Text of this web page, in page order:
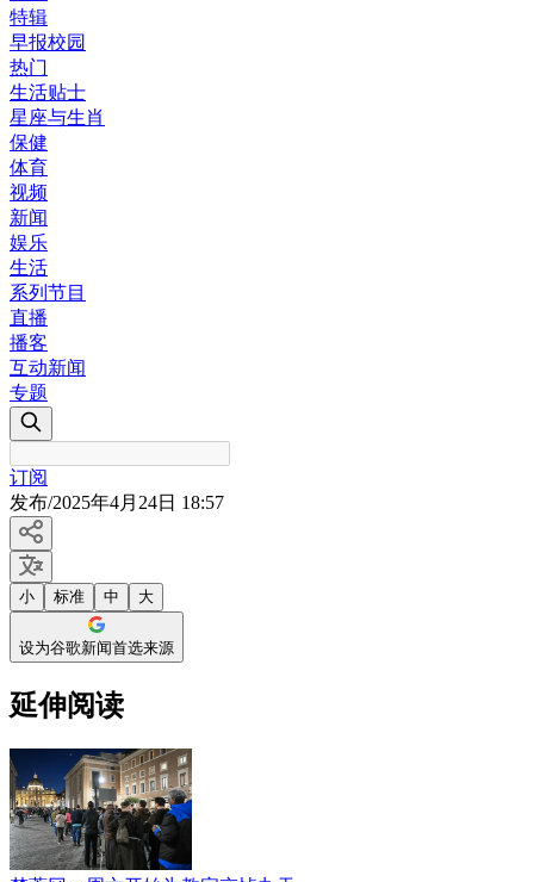
特辑
早报校园
热门
生活贴士
星座与生肖
保健
体育
视频
新闻
娱乐
生活
系列节目
直播
播客
互动新闻
专题
订阅
发布/2025年4月24日 18:57
小 标准 中 大
设为谷歌新闻首选来源
延伸阅读